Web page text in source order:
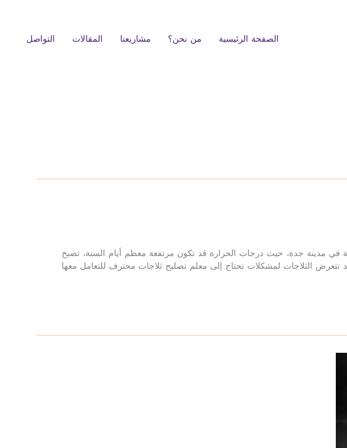
الصفحة الرئيسية من نحن؟ مشاريعنا المقالات التواصل
في مدينة جدة، حيث درجات الحرارة قد تكون مرتفعة معظم أيام السنة، تصبح
تتعرض الثلاجات لمشكلات تحتاج إلى معلم تصليح ثلاجات محترف للتعامل معها